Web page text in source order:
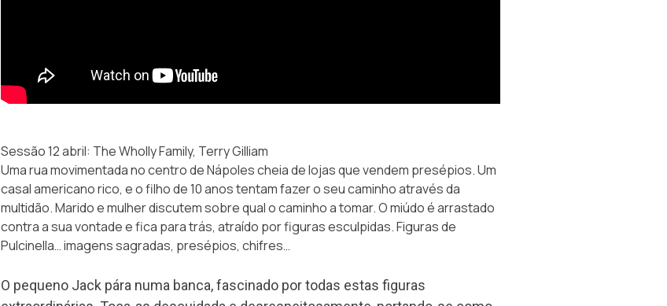
Sessão 12 abril: The Wholly Family, Terry Gilliam
Uma rua movimentada no centro de Nápoles cheia de lojas que vendem presépios. Um
casal americano rico, e o filho de 10 anos tentam fazer o seu caminho através da
multidão. Marido e mulher discutem sobre qual o caminho a tomar. O miúdo é arrastado
contra a sua vontade e fica para trás, atraído por figuras esculpidas. Figuras de
Pulcinella… imagens sagradas, presépios, chifres…
O pequeno Jack pára numa banca, fascinado por todas estas figuras